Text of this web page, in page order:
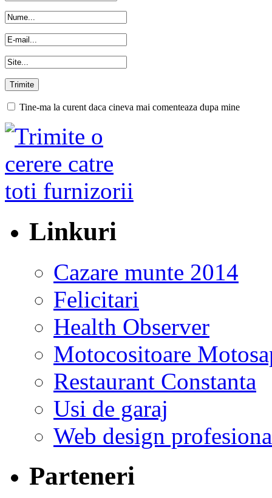
Tine-ma la curent daca cineva mai comenteaza dupa mine
Linkuri
Cazare munte 2014
Felicitari
Health Observer
Motocositoare
Restaurant Constanta
Usi de garaj
Web design
Parteneri